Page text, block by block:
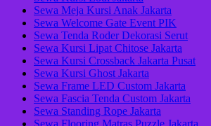
Sewa Meja Kursi Anak Jakarta
Sewa Welcome Gate Event PIK
Sewa Tenda Roder Dekorasi Serut
Sewa Kursi Lipat Chitose Jakarta
Sewa Kursi Crossback Jakarta Pusat
Sewa Kursi Ghost Jakarta
Sewa Frame LED Custom Jakarta
Sewa Fascia Tenda Custom Jakarta
Sewa Standing Rope Jakarta
Sewa Flooring Matras Puzzle Jakarta